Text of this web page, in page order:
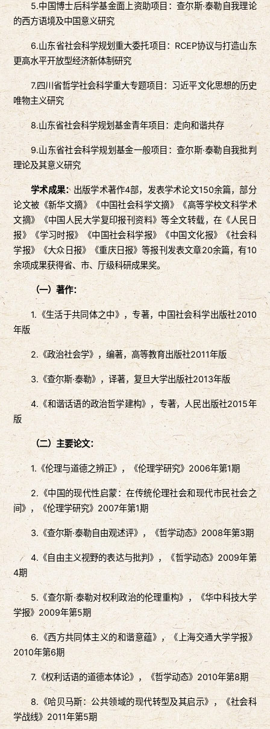
5.中国博士后科学基金面上资助项目：查尔斯·泰勒自我理论
的西方语境及中国意义研究
6.山东省社会科学规划重大委托项目：RCEP协议与打造山东
更高水平开放型经济新体制研究
7.四川省哲学社会科学重大专题项目：习近平文化思想的历史
唯物主义研究
8.山东省社会科学规划基金青年项目：走向和谐共存
9.山东省社会科学规划基金一般项目：查尔斯·泰勒自我批判
理论及其意义研究
学术成果： 出版学术著作4部，发表学术论文150余篇，部分
论文被《新华文摘》《中国社会科学文摘》《高等学校文科学术
文摘》《中国人民大学复印报刊资料》等全文转载，在《人民日
报》《学习时报》《中国社会科学报》《中国文化报》《社会科
学报》《大众日报》《重庆日报》等报刊发表文章20余篇，有10
余项成果获得省、市、厅级科研成果奖。
（一）著作：
1.《生活于共同体之中》，专著，中国社会科学出版社2010
年版
2.《政治社会学》，编著，高等教育出版社2011年版
3.《查尔斯·泰勒》，译著，复旦大学出版社2013年版
4.《和谐话语的政治哲学建构》，专著，人民出版社2015年
版
（二）主要论文：
1.《伦理与道德之辨正》，《伦理学研究》2006年第1期
2.《中国的现代性启蒙：在传统伦理社会和现代市民社会之
间》，《伦理学研究》2007年第1期
3.《查尔斯·泰勒自由观述评》，《哲学动态》2008年第3期
4.《自由主义视野的表达与批判》，《哲学动态》2009年第
4期
5.《查尔斯·泰勒对权利政治的伦理重构》，《华中科技大学
学报》2009年第5期
6.《西方共同体主义的和谐意蕴》，《上海交通大学学报》
2010年第6期
7.《权利话语的道德本体论》，《哲学动态》2010年第8期
8.《哈贝马斯：公共领域的现代转型及其启示》，《社会科
学战线》2011年第5期